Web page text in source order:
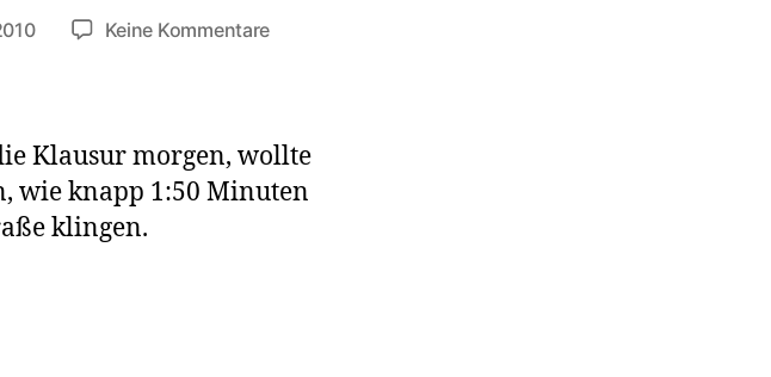
Keine Kommentarezu
Klausur morgen, wollte
wie knapp 1:50 Minuten
klingen.